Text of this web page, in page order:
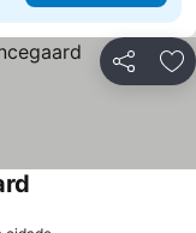
Partilhar